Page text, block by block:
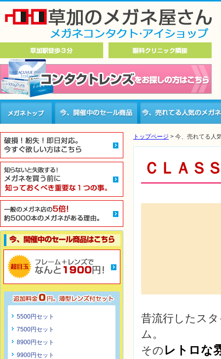
5500円セット
7500円セット
8900円セット
9900円セット
トップページ > 今、売れてる人
ＣＬＡＳ
昔流行したス
ム。
その レトロな